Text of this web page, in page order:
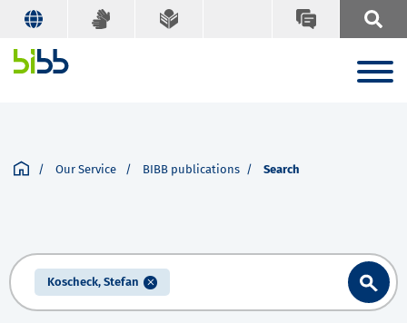
Our Service BIBB publications Search
Koscheck, Stefan